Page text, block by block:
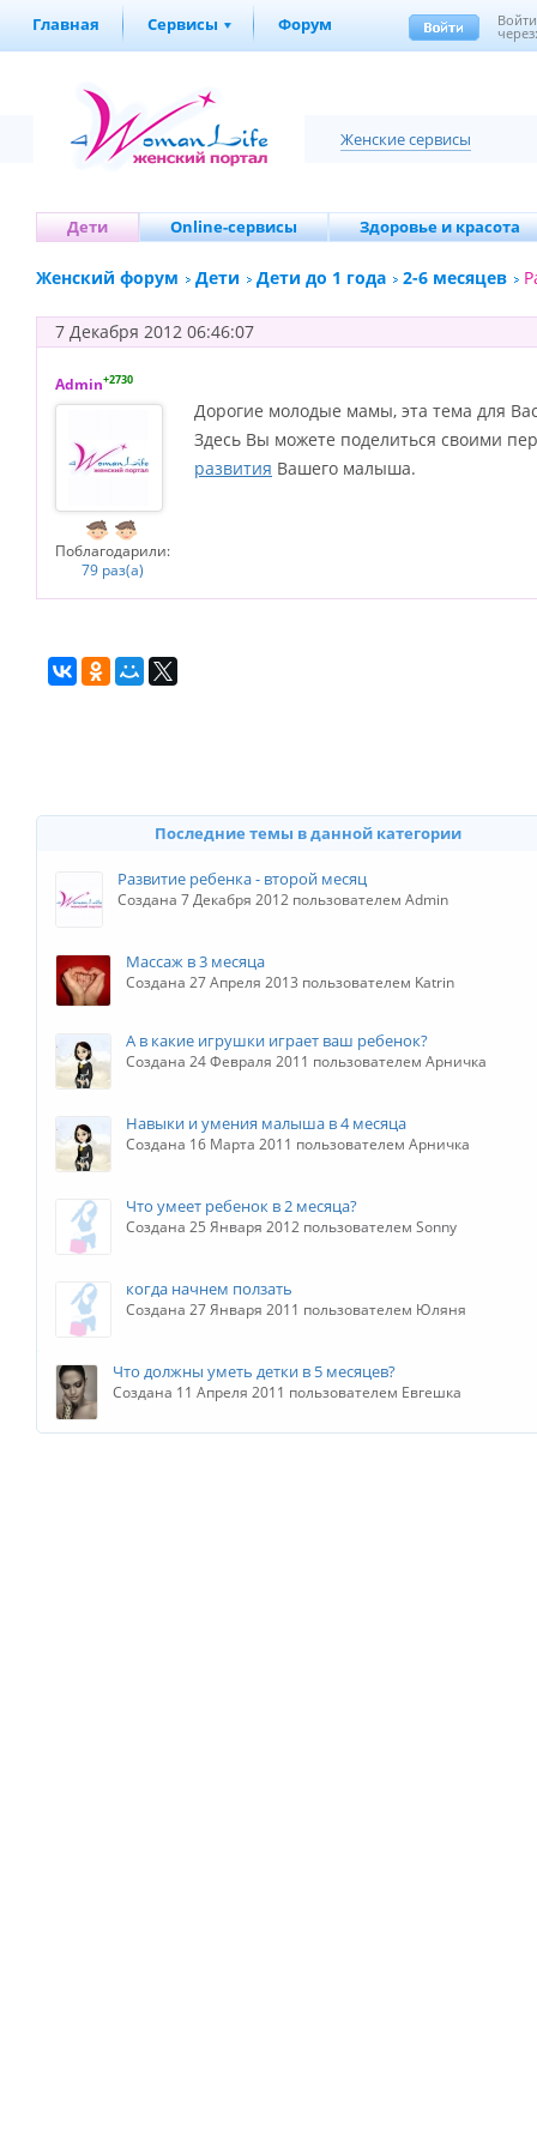
Главная Сервисы Форум Войти
Женские сервисы
Дети Online-сервисы Здоровье и красота
Женский форум Дети Дети до 1 года 2-6 месяцев
7 Декабря 2012 06:46:07
Admin+2730
Поблагодарили:
79 раз(а)
Дорогие молодые мамы, эта тема для
Здесь Вы можете поделиться своими
развития Вашего малыша.
Последние темы в данной категории
Развитие ребенка - второй месяц
Создана 7 Декабря 2012 пользователем Admin
Массаж в 3 месяца
Создана 27 Апреля 2013 пользователем Katrin
А в какие игрушки играет ваш ребенок?
Создана 24 Февраля 2011 пользователем Арничка
Навыки и умения малыша в 4 месяца
Создана 16 Марта 2011 пользователем Арничка
Что умеет ребенок в 2 месяца?
Создана 25 Января 2012 пользователем Sonny
когда начнем ползать
Создана 27 Января 2011 пользователем Юляня
Что должны уметь детки в 5 месяцев?
Создана 11 Апреля 2011 пользователем Евгешка